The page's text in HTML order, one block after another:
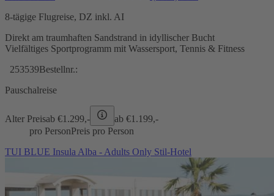
8-tägige Flugreise, DZ inkl. AI
Direkt am traumhaften Sandstrand in idyllischer Bucht
Vielfältiges Sportprogramm mit Wassersport, Tennis & Fitness
253539Bestellnr.:
Pauschalreise
Alter Preisab €1.299,- ab €1.199,-
pro PersonPreis pro Person
TUI BLUE Insula Alba - Adults Only Stil-Hotel